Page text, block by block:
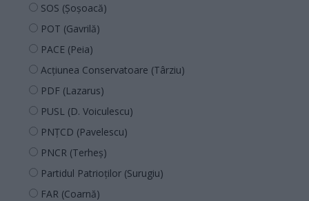
SOS (Șoșoacă)
POT (Gavrilă)
PACE (Peia)
Acțiunea Conservatoare (Târziu)
PDF (Lazarus)
PUSL (D. Voiculescu)
PNȚCD (Pavelescu)
PNCR (Terheș)
Partidul Patrioților (Surugiu)
FAR (Coarnă)